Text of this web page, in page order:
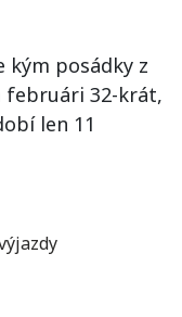
kým posádky z
februári 32-krát,
len 11